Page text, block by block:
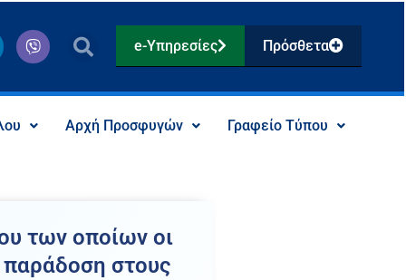
V
i
b
r
e-Υπηρεσίες Πρόσθετα
Αρχή Προσφυγών Γραφείο Τύπου
των οποίων οι
παράδοση στους